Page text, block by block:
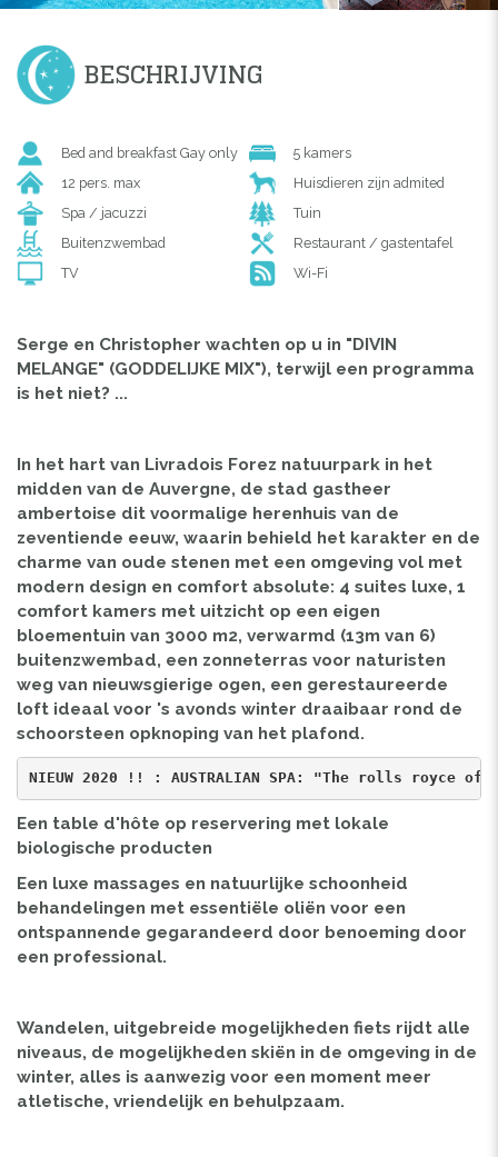
BESCHRIJVING
Bed and breakfast Gay only
5 kamers
12 pers. max
Huisdieren zijn admited
Spa / jacuzzi
Tuin
Buitenzwembad
Restaurant / gastentafel
TV
Wi-Fi
Serge en Christopher wachten op u in "DIVIN
MELANGE" (GODDELIJKE MIX"), terwijl een programma
is het niet? ...
In het hart van Livradois Forez natuurpark in het
midden van de Auvergne, de stad gastheer
ambertoise dit voormalige herenhuis van de
zeventiende eeuw, waarin behield het karakter en de
charme van oude stenen met een omgeving vol met
modern design en comfort absolute: 4 suites luxe, 1
comfort kamers met uitzicht op een eigen
bloementuin van 3000 m2, verwarmd (13m van 6)
buitenzwembad, een zonneterras voor naturisten
weg van nieuwsgierige ogen, een gerestaureerde
loft ideaal voor 's avonds winter draaibaar rond de
schoorsteen opknoping van het plafond.
NIEUW 2020 !! : AUSTRALIAN SPA: "The rolls royce
Een table d'hôte op reservering met lokale
biologische producten
Een luxe massages en natuurlijke schoonheid
behandelingen met essentiële oliën voor een
ontspannende gegarandeerd door benoeming door
een professional.
Wandelen, uitgebreide mogelijkheden fiets rijdt alle
niveaus, de mogelijkheden skiën in de omgeving in de
winter, alles is aanwezig voor een moment meer
atletische, vriendelijk en behulpzaam.